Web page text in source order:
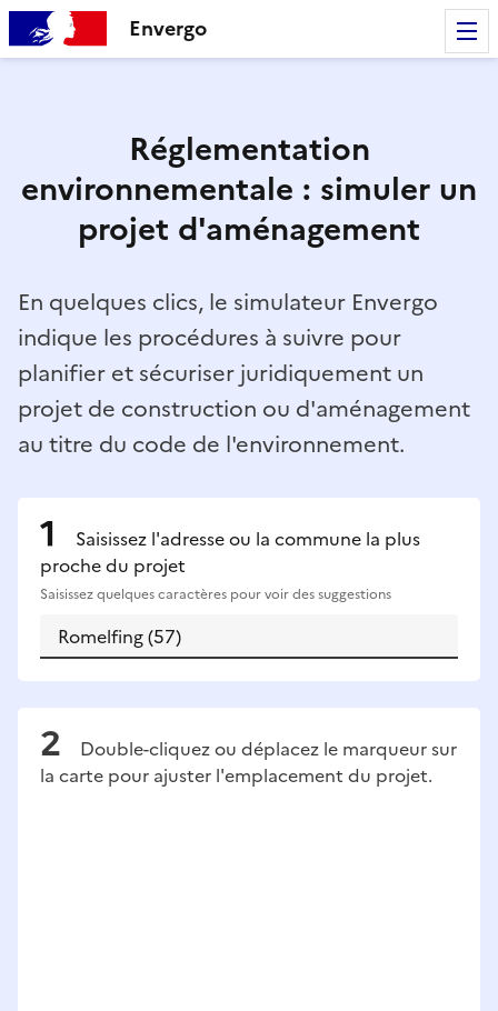
Envergo
Réglementation
environnementale : simuler un
projet d'aménagement
En quelques clics, le simulateur Envergo
indique les procédures à suivre pour
planifier et sécuriser juridiquement un
projet de construction ou d'aménagement
au titre du code de l'environnement.
Saisissez l'adresse ou la commune la plus
proche du projet
Saisissez quelques caractères pour voir des suggestions
Double-cliquez ou déplacez le marqueur sur
la carte pour ajuster l'emplacement du projet.